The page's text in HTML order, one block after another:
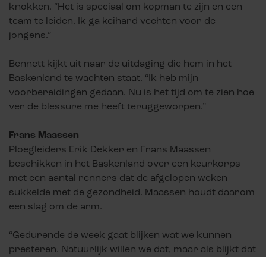
knokken. “Het is speciaal om kopman te zijn en een
team te leiden. Ik ga keihard vechten voor de
jongens.”
Bennett kijkt uit naar de uitdaging die hem in het
Baskenland te wachten staat. “Ik heb mijn
voorbereidingen gedaan. Nu is het tijd om te zien hoe
ver de blessure me heeft teruggeworpen.”
Frans Maassen
Ploegleiders Erik Dekker en Frans Maassen
beschikken in het Baskenland over een keurkorps
met een aantal renners dat de afgelopen weken
sukkelde met de gezondheid. Maassen houdt daarom
een slag om de arm.
“Gedurende de week gaat blijken wat we kunnen
presteren. Natuurlijk willen we dat, maar als blijkt dat